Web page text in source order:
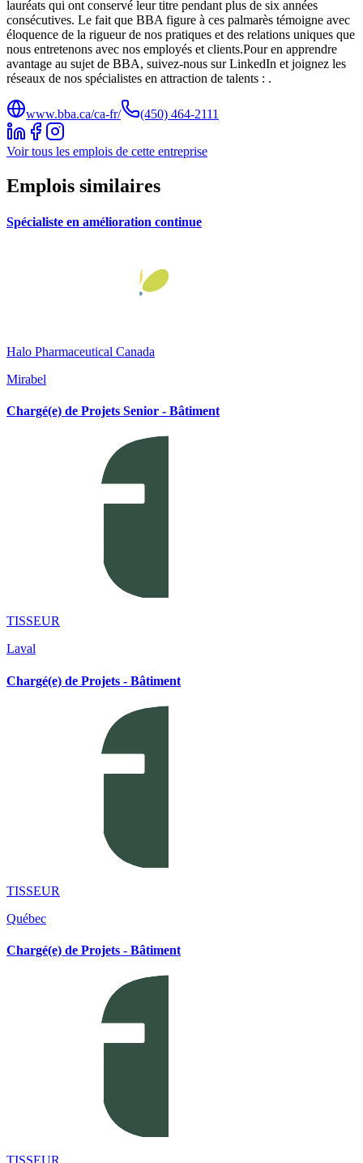
lauréats qui ont conservé leur titre pendant plus de six années
consécutives. Le fait que BBA figure à ces palmarès témoigne avec
éloquence de la rigueur de nos pratiques et des relations uniques que
nous entretenons avec nos employés et clients.Pour en apprendre
avantage au sujet de BBA, suivez-nous sur LinkedIn et joignez les
réseaux de nos spécialistes en attraction de talents : .
www.bba.ca/ca-fr/ (450) 464-2111
Voir tous les emplois de cette entreprise
Emplois similaires
Spécialiste en amélioration continue
Halo Pharmaceutical Canada
Mirabel
Chargé(e) de Projets Senior - Bâtiment
TISSEUR
Laval
Chargé(e) de Projets - Bâtiment
TISSEUR
Québec
Chargé(e) de Projets - Bâtiment